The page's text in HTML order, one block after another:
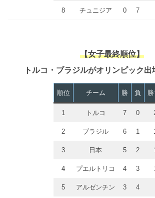
8 チュニジア 0 7
【女子最終順位】
トルコ・ブラジルがオリンピック出
順位 チーム 勝 負
1 トルコ 7 0
2 ブラジル 6 1
3 日本 5 2
4 プエルトリコ 4 3
5 アルゼンチン 3 4